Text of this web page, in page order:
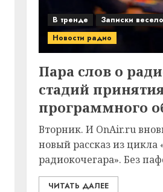
В тренде
Записки
Новости радио
Пара слов о
стадий
программного
Вторник. И OnAir.ru
новый рассказ из цикла
радиокочегара». Без
ЧИТАТЬ ДАЛЕЕ